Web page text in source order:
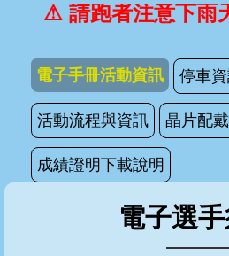
⚠ 請跑者注意下
電子手冊活動資訊 停車
活動流程與資訊 晶片配
成績證明下載說明
電子選